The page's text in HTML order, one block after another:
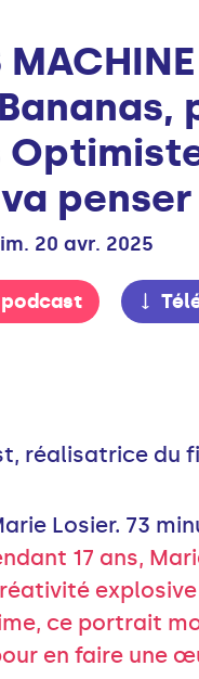
va
20 avr. 2025
réalisatrice du
Losier. 73
17 ans,
ce portrait
en faire une